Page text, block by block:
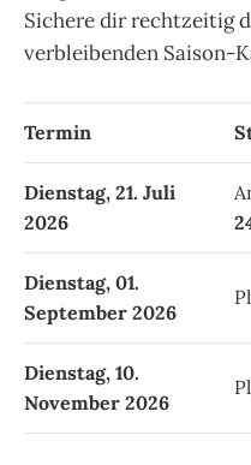
Sichere dir rechtzeitig
verbleibenden Saison-
Termin
Dienstag, 21. Juli
2026
Dienstag, 01.
September 2026
Dienstag, 10.
November 2026